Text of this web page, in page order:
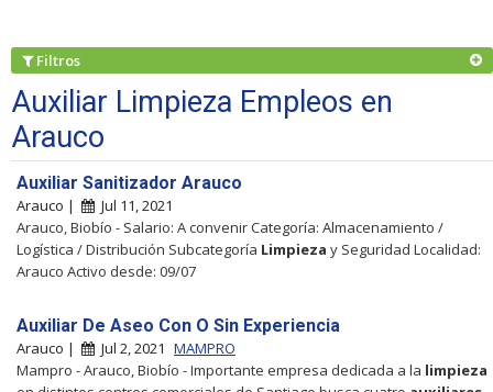
Filtros
Auxiliar Limpieza Empleos en
Arauco
Auxiliar Sanitizador Arauco
Arauco |
Jul 11, 2021
Arauco, Biobío - Salario: A convenir Categoría: Almacenamiento /
Logística / Distribución Subcategoría Limpieza y Seguridad Localidad:
Arauco Activo desde: 09/07
Auxiliar De Aseo Con O Sin Experiencia
Arauco | Jul 2, 2021 MAMPRO
Mampro - Arauco, Biobío - Importante empresa dedicada a la limpieza